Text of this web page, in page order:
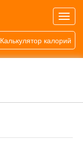
Калькулятор калорий